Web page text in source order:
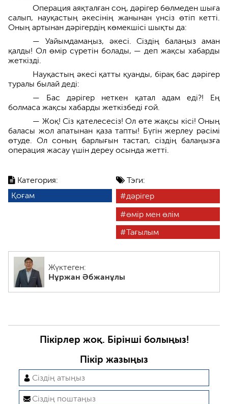
Категория:
Қоғам
Тэги:
дәрігер
өмір мен өлім
Тағылым
Жүктеген:
Нұржан Әбжанұлы
Операция аяқталған соң, дәрігер бөлмеден шыға
салып, науқастың әкесінің жанынан үнсіз өтіп кетті.
Оның артынан дәрігердің көмекшісі шықты да:
— Уайымдамаңыз, әкесі. Сіздің балаңыз аман
қалды! Ол өмір сүретін болады, — деп жақсы хабарды
жеткізді.
Науқастың әкесі қатты қуанды, бірақ бас дәрігер
туралы былай деді:
— Бас дәрігер неткен қатал адам еді?! Ең
болмаса жақсы хабарды жеткізбеді ғой.
— Жоқ! Сіз қателесесіз! Ол өте жақсы кісі! Оның
баласы жол апатынан қаза тапты! Бүгін жерлеу рәсімі
өтуде. Ол соның барлығын тастап, сіздің балаңызға
операция жасау үшін дереу осында жетті.
Пікірлер жоқ. Бірінші болыңыз!
Пікір жазыңыз